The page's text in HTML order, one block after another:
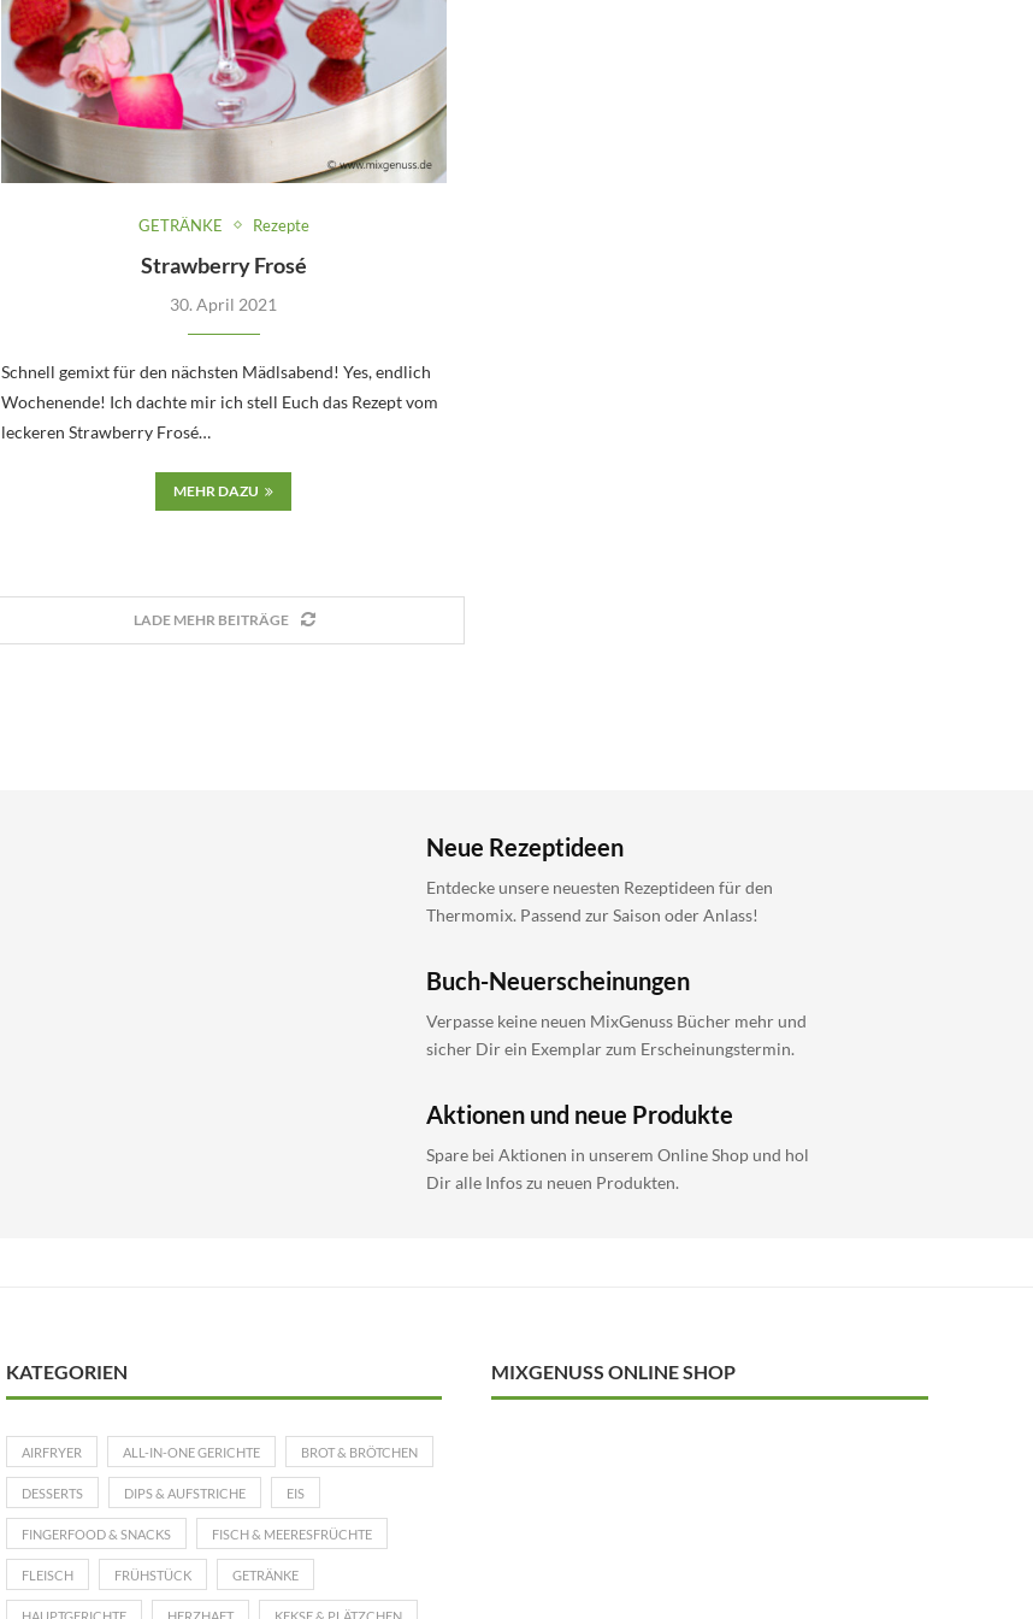
GETRÄNKE Rezepte
Strawberry Frosé
30. April 2021
Schnell gemixt für den nächsten Mädlsabend! Yes, endlich
Wochenende! Ich dachte mir ich stell Euch das Rezept vom
leckeren Strawberry Frosé…
MEHR DAZU
LADE MEHR BEITRÄGE
Neue Rezeptideen
Entdecke unsere neuesten Rezeptideen für den
Thermomix. Passend zur Saison oder Anlass!
Buch-Neuerscheinungen
Verpasse keine neuen MixGenuss Bücher mehr und
sicher Dir ein Exemplar zum Erscheinungstermin.
Aktionen und neue Produkte
Spare bei Aktionen in unserem Online Shop und hol
Dir alle Infos zu neuen Produkten.
KATEGORIEN
AIRFRYER ALL-IN-ONE GERICHTE BROT & BRÖTCHEN
DESSERTS DIPS & AUFSTRICHE EIS
FINGERFOOD & SNACKS FISCH & MEERESFRÜCHTE
FLEISCH FRÜHSTÜCK GETRÄNKE
HAUPTGERICHTE HERZHAFT KEKSE & PLÄTZCHEN
MIXGENUSS ONLINE SHOP